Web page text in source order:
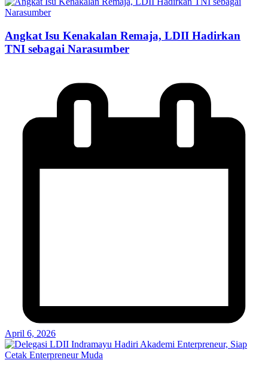
Angkat Isu Kenakalan Remaja, LDII Hadirkan
TNI sebagai Narasumber
April 6, 2026